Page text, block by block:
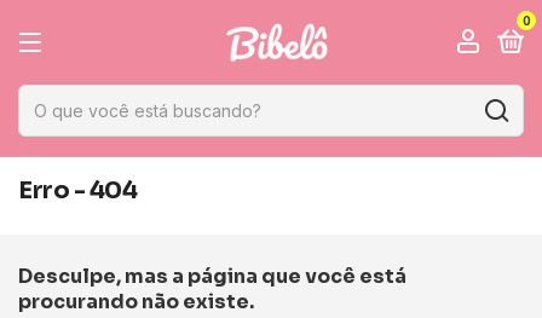
0
Erro - 404
Desculpe, mas a página que você está
procurando não existe.